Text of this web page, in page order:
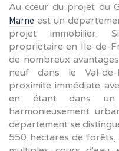
Au cœur du projet du
Marne est un
projet immobilier.
propriétaire en Île-de-
de nombreux
neuf dans le Val-
proximité immédiate
en étant dans un
harmonieusement
département se
550 hectares de